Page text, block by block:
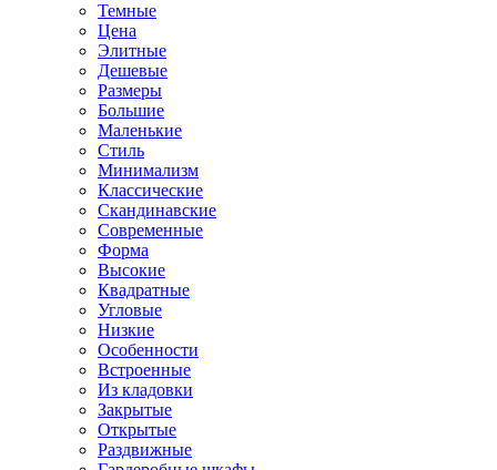
Темные
Цена
Элитные
Дешевые
Размеры
Большие
Маленькие
Стиль
Минимализм
Классические
Скандинавские
Современные
Форма
Высокие
Квадратные
Угловые
Низкие
Особенности
Встроенные
Из кладовки
Закрытые
Открытые
Раздвижные